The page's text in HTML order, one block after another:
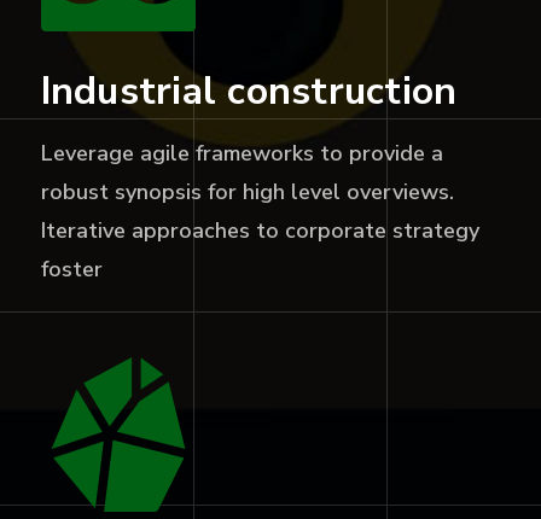
Industrial construction
Leverage agile frameworks to provide a
robust synopsis for high level overviews.
Iterative approaches to corporate strategy
foster